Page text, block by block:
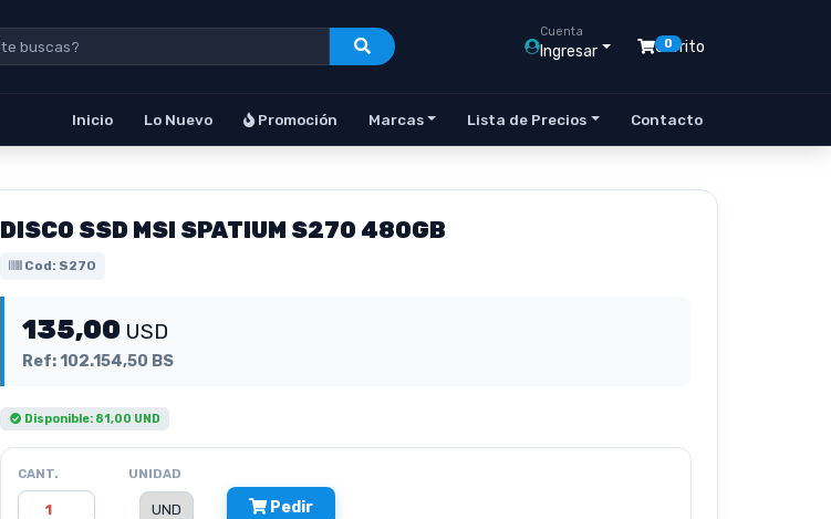
Cuenta
Ingresar 0
Carrito
Inicio Lo Nuevo Promoción Marcas Lista de Precios Contacto
DISCO SSD MSI SPATIUM S270 480GB
Cod: S270
135,00 USD
Ref: 102.154,50 BS
Disponible: 81,00 UND
CANT. UNIDAD
Pedir